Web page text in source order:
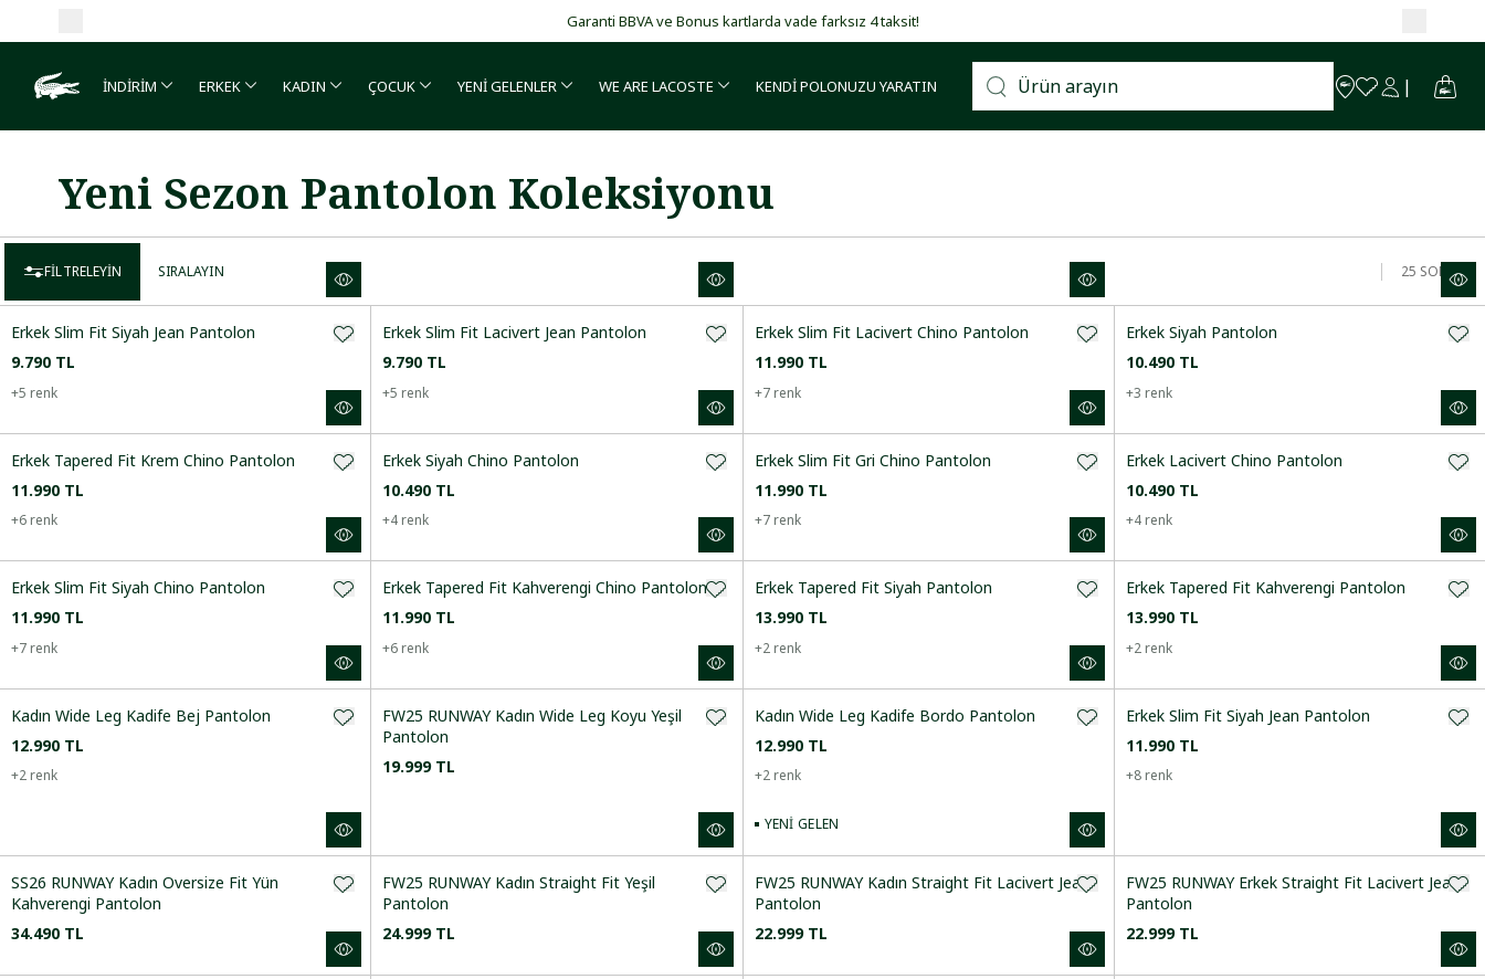
Garanti BBVA ve Bonus kartlarda vade farksız 4 taksit!
İNDİRİM ERKEK KADIN ÇOCUK YENİ GELENLER WE ARE LACOSTE KENDİ POLONUZU YARATIN
Yeni Sezon Pantolon Koleksiyonu
FILTRELEYIN SIRALAYIN 25 SONUÇ
Artan Fiyat
Azalan Fiyat
Yeni Gelenler
CINSIYET
BEDEN
FIT
Erkek Slim Fit Siyah Jean Pantolon
9.790 TL
+5 renk
Erkek Slim Fit Lacivert Jean Pantolon
9.790 TL
+5 renk
Erkek Slim Fit Lacivert Chino Pantolon
11.990 TL
+7 renk
Erkek Siyah Pantolon
10.490 TL
+3 renk
Erkek Tapered Fit Krem Chino Pantolon
11.990 TL
+6 renk
Erkek Siyah Chino Pantolon
10.490 TL
+4 renk
Erkek Slim Fit Gri Chino Pantolon
11.990 TL
+7 renk
Erkek Lacivert Chino Pantolon
10.490 TL
+4 renk
Erkek Slim Fit Siyah Chino Pantolon
11.990 TL
+7 renk
Erkek Tapered Fit Kahverengi Chino Pantolon
11.990 TL
+6 renk
Erkek Tapered Fit Siyah Pantolon
13.990 TL
+2 renk
Erkek Tapered Fit Kahverengi Pantolon
13.990 TL
+2 renk
Kadın Wide Leg Kadife Bej Pantolon
12.990 TL
+2 renk
FW25 RUNWAY Kadın Wide Leg Koyu Yeşil
Pantolon
19.999 TL
Kadın Wide Leg Kadife Bordo Pantolon
12.990 TL
+2 renk
YENI GELEN
Erkek Slim Fit Siyah Jean Pantolon
11.990 TL
+8 renk
SS26 RUNWAY Kadın Oversize Fit Yün
Kahverengi Pantolon
34.490 TL
FW25 RUNWAY Kadın Straight Fit Yeşil
Pantolon
24.999 TL
FW25 RUNWAY Kadın Straight Fit Lacivert Jean
Pantolon
22.999 TL
FW25 RUNWAY Erkek Straight Fit Lacivert Jean
Pantolon
22.999 TL